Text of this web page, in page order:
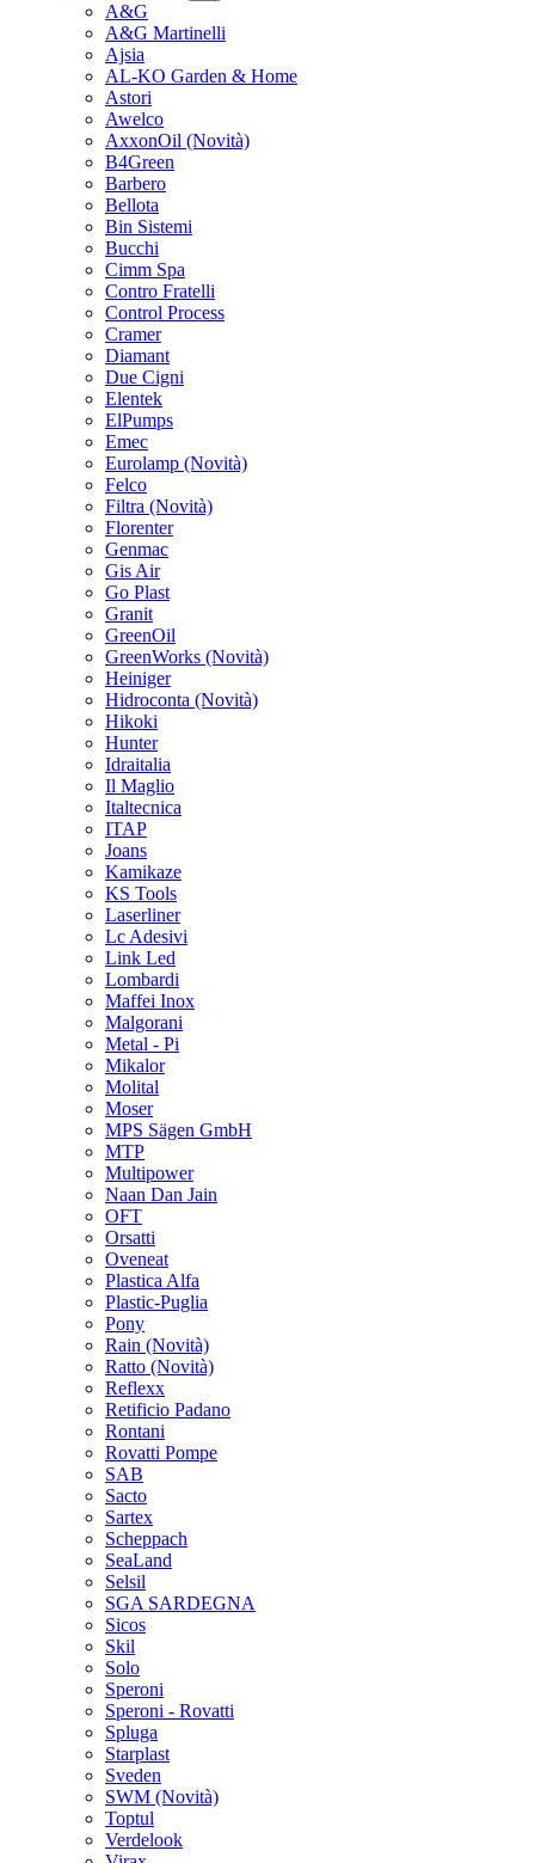
A&G
A&G Martinelli
Ajsia
AL-KO Garden & Home
Astori
Awelco
AxxonOil (Novità)
B4Green
Barbero
Bellota
Bin Sistemi
Bucchi
Cimm Spa
Contro Fratelli
Control Process
Cramer
Diamant
Due Cigni
Elentek
ElPumps
Emec
Eurolamp (Novità)
Felco
Filtra (Novità)
Florenter
Genmac
Gis Air
Go Plast
Granit
GreenOil
GreenWorks (Novità)
Heiniger
Hidroconta (Novità)
Hikoki
Hunter
Idraitalia
Il Maglio
Italtecnica
ITAP
Joans
Kamikaze
KS Tools
Laserliner
Lc Adesivi
Link Led
Lombardi
Maffei Inox
Malgorani
Metal - Pi
Mikalor
Molital
Moser
MPS Sägen GmbH
MTP
Multipower
Naan Dan Jain
OFT
Orsatti
Oveneat
Plastica Alfa
Plastic-Puglia
Pony
Rain (Novità)
Ratto (Novità)
Reflexx
Retificio Padano
Rontani
Rovatti Pompe
SAB
Sacto
Sartex
Scheppach
SeaLand
Selsil
SGA SARDEGNA
Sicos
Skil
Solo
Speroni
Speroni - Rovatti
Spluga
Starplast
Sveden
SWM (Novità)
Toptul
Verdelook